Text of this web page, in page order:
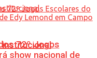
institucional
72º Jogos
show nacional de